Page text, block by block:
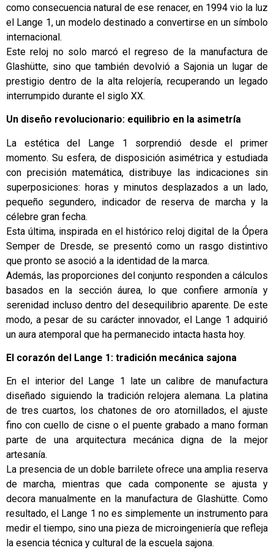
como consecuencia natural de ese renacer, en 1994 vio la luz
el Lange 1, un modelo destinado a convertirse en un símbolo
internacional.
Este reloj no solo marcó el regreso de la manufactura de
Glashütte, sino que también devolvió a Sajonia un lugar de
prestigio dentro de la alta relojería, recuperando un legado
interrumpido durante el siglo XX.
Un diseño revolucionario: equilibrio en la asimetría
La estética del Lange 1 sorprendió desde el primer
momento. Su esfera, de disposición asimétrica y estudiada
con precisión matemática, distribuye las indicaciones sin
superposiciones: horas y minutos desplazados a un lado,
pequeño segundero, indicador de reserva de marcha y la
célebre gran fecha.
Esta última, inspirada en el histórico reloj digital de la Ópera
Semper de Dresde, se presentó como un rasgo distintivo
que pronto se asoció a la identidad de la marca.
Además, las proporciones del conjunto responden a cálculos
basados en la sección áurea, lo que confiere armonía y
serenidad incluso dentro del desequilibrio aparente. De este
modo, a pesar de su carácter innovador, el Lange 1 adquirió
un aura atemporal que ha permanecido intacta hasta hoy.
El corazón del Lange 1: tradición mecánica sajona
En el interior del Lange 1 late un calibre de manufactura
diseñado siguiendo la tradición relojera alemana. La platina
de tres cuartos, los chatones de oro atornillados, el ajuste
fino con cuello de cisne o el puente grabado a mano forman
parte de una arquitectura mecánica digna de la mejor
artesanía.
La presencia de un doble barrilete ofrece una amplia reserva
de marcha, mientras que cada componente se ajusta y
decora manualmente en la manufactura de Glashütte. Como
resultado, el Lange 1 no es simplemente un instrumento para
medir el tiempo, sino una pieza de microingeniería que refleja
la esencia técnica y cultural de la escuela sajona.